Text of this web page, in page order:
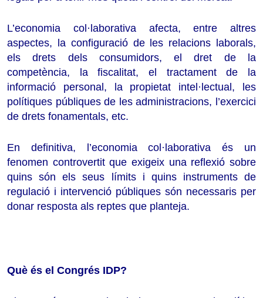
L’economia col·laborativa afecta, entre altres
aspectes, la configuració de les relacions laborals,
els drets dels consumidors, el dret de la
competència, la fiscalitat, el tractament de la
informació personal, la propietat intel·lectual, les
polítiques públiques de les administracions, l’exercici
de drets fonamentals, etc.
En definitiva, l’economia col·laborativa és un
fenomen controvertit que exigeix una reflexió sobre
quins són els seus límits i quins instruments de
regulació i intervenció públiques són necessaris per
donar resposta als reptes que planteja.
Què és el Congrés IDP?